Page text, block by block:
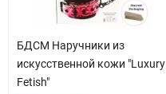
БДСМ Наручники из
искусственной кожи "Luxury
Fetish"